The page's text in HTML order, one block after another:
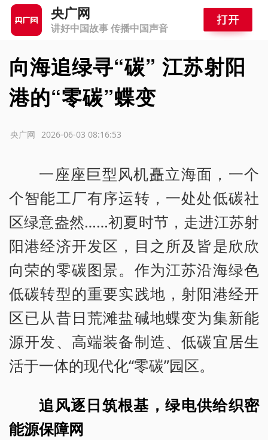
央广网
讲好中国故事 传播中国声音
向海追绿寻“碳” 江苏射阳
港的“零碳”蝶变
2026-06-03 08:16:53
央广网
一座座巨型风机矗立海面，一个
个智能工厂有序运转，一处处低碳社
区绿意盎然……初夏时节，走进江苏射
阳港经济开发区，目之所及皆是欣欣
向荣的零碳图景。作为江苏沿海绿色
低碳转型的重要实践地，射阳港经开
区已从昔日荒滩盐碱地蝶变为集新能
源开发、高端装备制造、低碳宜居生
活于一体的现代化“零碳”园区。
追风逐日筑根基，绿电供给织密
能源保障网